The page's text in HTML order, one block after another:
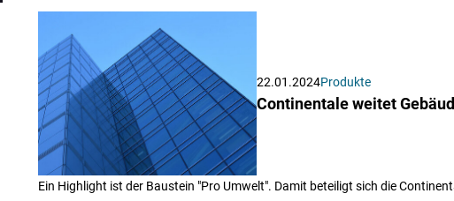
22.01.2024Produkte
Continentale weitet
Ein Highlight ist der Baustein "Pro Umwelt". Damit beteiligt sich die